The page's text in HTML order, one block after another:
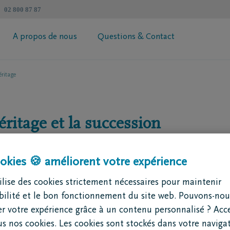
02 800 87 87
A propos de nous Questions & Contact
Contactez moi
et la succession
de questions : qui sont les héritiers ? Qui hérite de
? Autant de questions dont vous n’avez pas envie
donc à votre succession à temps, afin que vos
🍪 améliorent votre expérience
des cookies strictement nécessaires pour maintenir
et le bon fonctionnement du site web. Pouvons-
votre expérience grâce à un contenu personnalisé ?
nos cookies. Les cookies sont stockés dans votre